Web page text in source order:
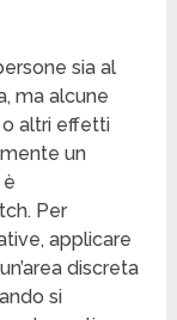
sia al
ma alcune
altri effetti
un
Per
applicare
discreta
si